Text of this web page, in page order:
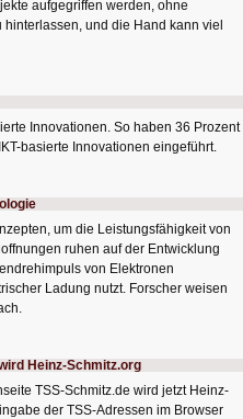
aufgegriffen werden, ohne
und die Hand kann viel
Innovationen. So haben 36 Prozent
basierte Innovationen eingeführt.
um die Leistungsfähigkeit von
ruhen auf der Entwicklung
von Elektronen
Ladung nutzt. Forscher weisen
Heinz-Schmitz.org
TSS-Schmitz.de wird jetzt Heinz-
der TSS-Adressen im Browser